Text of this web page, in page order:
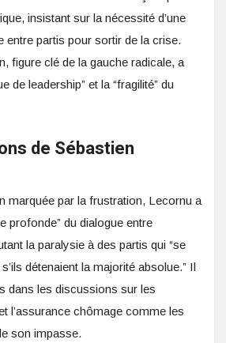
insistant sur la nécessité d’une
entre partis pour sortir de la crise.
figure clé de la gauche radicale, a
de leadership” et la “fragilité” du
de Sébastien
marquée par la frustration, Lecornu a
profonde” du dialogue entre
la paralysie à des partis qui “se
détenaient la majorité absolue.” Il
dans les discussions sur les
l’assurance chômage comme les
son impasse.